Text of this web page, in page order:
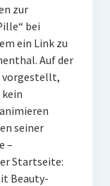
zur
bei
ein Link zu
Auf der
vorgestellt,
kein
seiner
–
Startseite:
Beauty-